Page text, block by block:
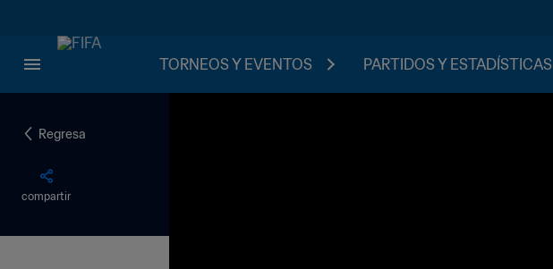
TORNEOS Y EVENTOS PARTIDOS Y ESTADÍSTICAS
Regresa
compartir